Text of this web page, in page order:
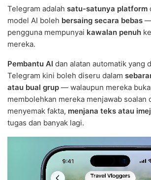
Telegram adalah satu-satunya platform
model AI boleh bersaing secara bebas —
pengguna mempunyai kawalan penuh
mereka.
Pembantu AI dan alatan automatik yang
Telegram kini boleh diseru dalam
atau bual grup — walaupun mereka
membolehkan mereka menjawab soalan
menyemak fakta, menjana teks atau imej
tugas dan banyak lagi.